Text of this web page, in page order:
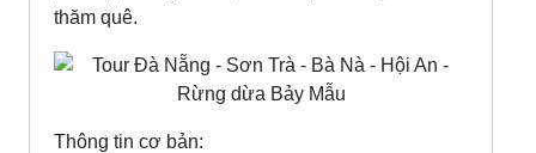
thăm quê.
Thông tin cơ bản: